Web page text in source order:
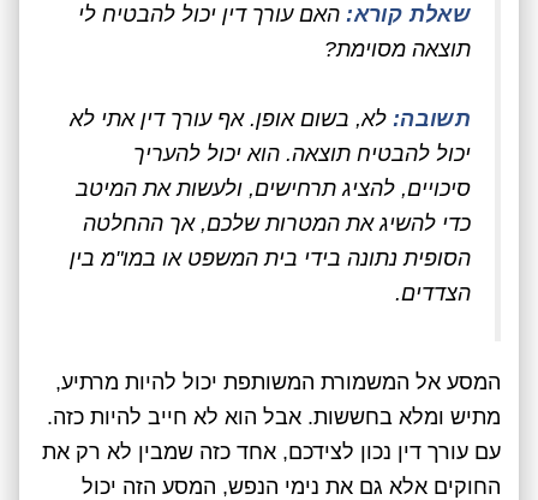
שאלת קורא: האם עורך דין יכול להבטיח לי
תוצאה מסוימת?
תשובה: לא, בשום אופן. אף עורך דין אתי לא
יכול להבטיח תוצאה. הוא יכול להעריך
סיכויים, להציג תרחישים, ולעשות את המיטב
כדי להשיג את המטרות שלכם, אך ההחלטה
הסופית נתונה בידי בית המשפט או במו"מ בין
הצדדים.
המסע אל המשמורת המשותפת יכול להיות מרתיע,
מתיש ומלא בחששות. אבל הוא לא חייב להיות כזה.
עם עורך דין נכון לצידכם, אחד כזה שמבין לא רק את
החוקים אלא גם את נימי הנפש, המסע הזה יכול